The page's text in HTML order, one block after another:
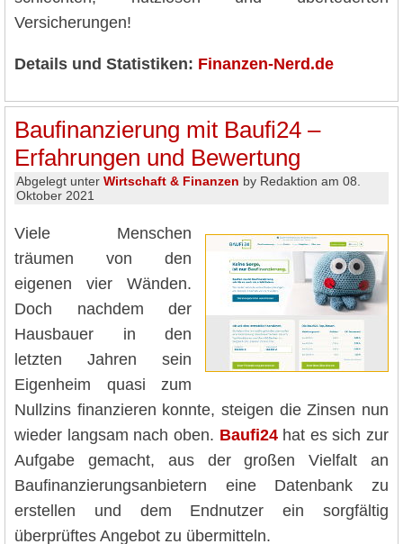
Versicherungen!
Details und Statistiken: Finanzen-Nerd.de
Baufinanzierung mit Baufi24 –
Erfahrungen und Bewertung
Abgelegt unter Wirtschaft & Finanzen by Redaktion am 08.
Oktober 2021
Viele Menschen
träumen von den
eigenen vier Wänden.
Doch nachdem der
Hausbauer in den
letzten Jahren sein
Eigenheim quasi zum
Nullzins finanzieren konnte, steigen die Zinsen nun
wieder langsam nach oben. Baufi24hat es sich zur
Aufgabe gemacht, aus der großen Vielfalt an
Baufinanzierungsanbietern eine Datenbank zu
erstellen und dem Endnutzer ein sorgfältig
überprüftes Angebot zu übermitteln.